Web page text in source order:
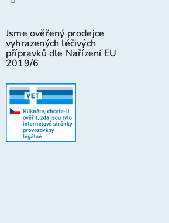
Jsme ověřený prodejce
vyhrazených léčivých
přípravků dle Nařízení EU
2019/6